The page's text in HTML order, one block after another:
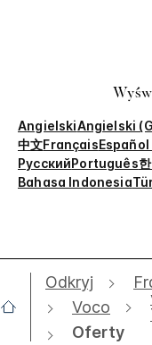
AngielskiAngielski
中文FrançaisEspañol
РусскийPortuguês
Bahasa Indonesia
Odkryj
Voco
Oferty